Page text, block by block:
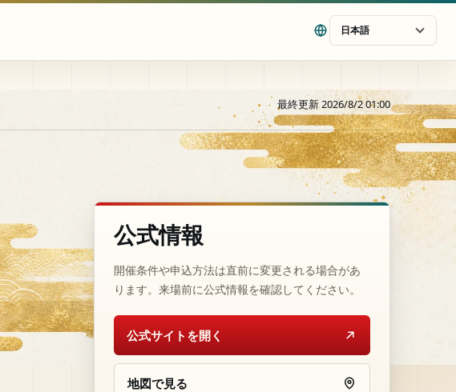
日本語
最終更新 2026/8/2 01:00
公式情報
開催条件や申込方法は直前に変更される場合があ
ります。来場前に公式情報を確認してください。
公式サイトを開く
地図で見る